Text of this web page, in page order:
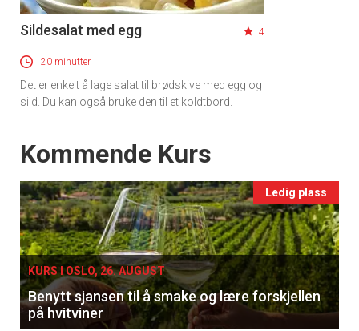
×
Sildesalat med egg 4
20 minutter
Det er enkelt å lage salat til brødskive med egg og
sild. Du kan også bruke den til et koldtbord.
Events
Kommende Kurs
Ledig plass
KURS I OSLO, 26. AUGUST
Benytt sjansen til å smake og lære forskjellen
på hvitviner